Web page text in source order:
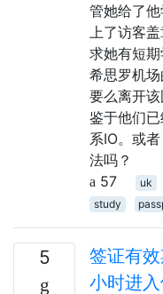
管她给了
上了访客
求她有短
希思罗机场
要么离开
鉴于他们
系IO。或
法吗？
57
uk
study
5
签证有
小时进